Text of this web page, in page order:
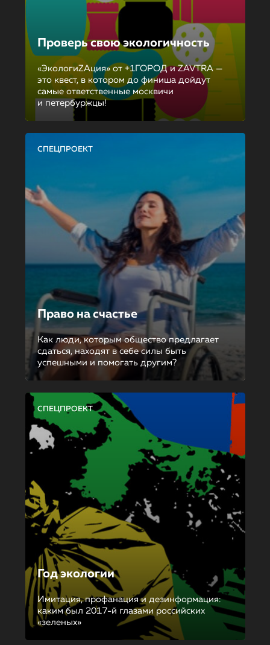
Проверь свою экологичность
«ЭкологиZAция» от +1ГОРОД и ZAVTRA —
это квест, в котором до финиша дойдут
самые ответственные москвичи
и петербуржцы!
СПЕЦПРОЕКТ
Право на счастье
Как люди, которым общество предлагает
сдаться, находят в себе силы быть
успешными и помогать другим?
СПЕЦПРОЕКТ
Год экологии
Имитация, профанация и дезинформация:
каким был 2017-й глазами российских
«зеленых»